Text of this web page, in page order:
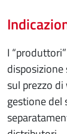
I “produttori”
disposizione
sul prezzo
gestione del